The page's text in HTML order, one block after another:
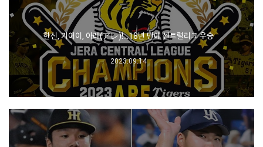
한신, 기어이, 아레(アレ)!…18년 만에 센트럴리그 우승
2023.09.14